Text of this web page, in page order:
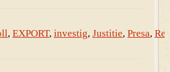
, EXPORT, investig, Justitie, Presa,